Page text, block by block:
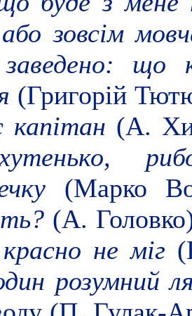
зовсім
що
(Григорій
капітан (А.
(Марко
(А.
не міг
розумний